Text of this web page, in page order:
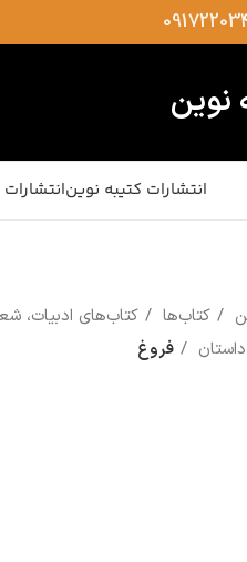
نوین
انتشارات کتیبه نوین
کتاب‌ها
کتاب‌های ادبیات،
فروغ